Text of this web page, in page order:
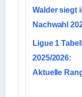
Walder siegt
Nachwahl
Ligue 1
2025/2026:
Aktuelle